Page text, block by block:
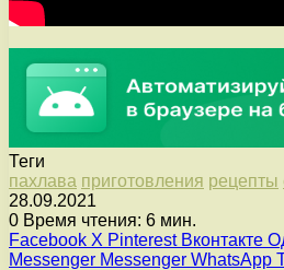
Теги
пахлава приготовления рецепты
28.09.2021
0 Время чтения: 6 мин.
Facebook X Pinterest Вконтакте
Messenger Messenger WhatsApp